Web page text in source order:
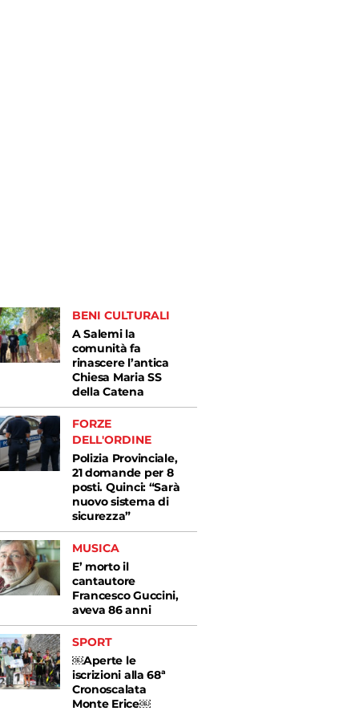
BENI CULTURALI
A Salemi la
comunità fa
rinascere l’antica
Chiesa Maria SS
della Catena
FORZE
DELL'ORDINE
Polizia Provinciale,
21 domande per 8
posti. Quinci: “Sarà
nuovo sistema di
sicurezza”
MUSICA
E’ morto il
cantautore
Francesco Guccini,
aveva 86 anni
SPORT
￼Aperte le
iscrizioni alla 68ª
Cronoscalata
Monte Erice￼